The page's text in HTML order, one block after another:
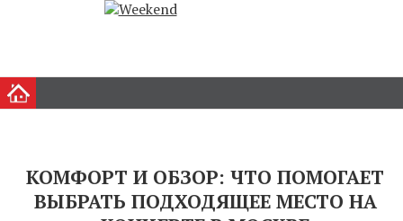
КОМФОРТ И ОБЗОР: ЧТО ПОМОГАЕТ
ВЫБРАТЬ ПОДХОДЯЩЕЕ МЕСТО НА